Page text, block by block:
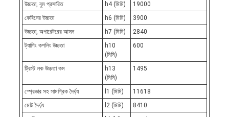
উচ্চতা, বুম প্রসারিত
h4 (মিমি)
19000
কেবিনের উচ্চতা
h6 (মিমি)
3900
উচ্চতা, অপারেটরের আসন
h7 (মিমি)
2840
ট্যাগিং কপলিং উচ্চতা
h10
(মিমি)
600
ট্রিস্ট লক উচ্চতা কম
h13
(মিমি)
1495
স্প্রেডার সহ সামগ্রিক দৈর্ঘ্য l1 (মিমি)
11618
মোট দৈর্ঘ্য
l2 (মিমি)
8410